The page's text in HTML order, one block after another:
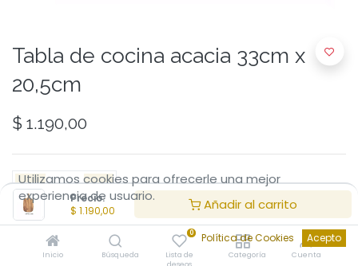
Precio:
$ 1.190,00 Añadir al carrito
Inicio Búsqueda
0
Lista de
Categoría Cuenta
Tabla de cocina acacia 33cm x
20,5cm
$ 1.190,00
Añadir al Carrito
Utilizamos cookies para ofrecerle una mejor
experiencia de usuario.
Política de Cookies Acepto